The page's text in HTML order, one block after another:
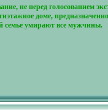
не перед голосованием
доме,
семье умирают все мужчины.